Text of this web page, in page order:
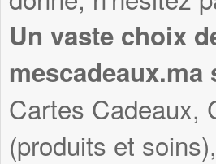
Un vaste choix
Cartes Cadeaux,
(produits et